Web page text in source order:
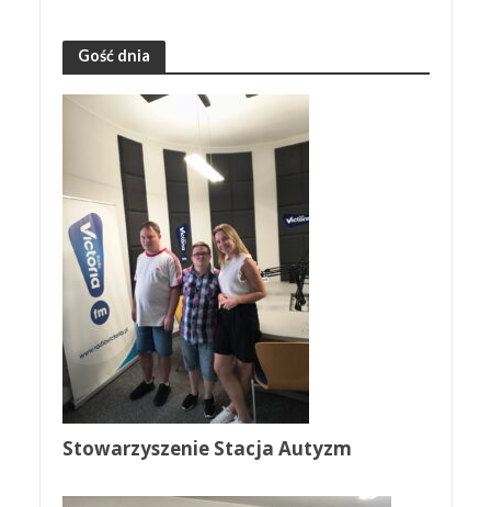
Gość dnia
Stowarzyszenie Stacja Autyzm